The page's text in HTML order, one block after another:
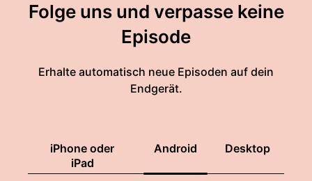
Folge uns und verpasse keine
Episode
Erhalte automatisch neue Episoden auf dein
Endgerät.
iPhone oder
iPad
Android Desktop